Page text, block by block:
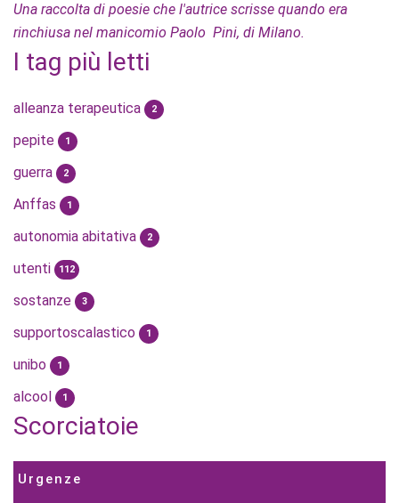
Una raccolta di poesie che l'autrice scrisse quando era
rinchiusa nel manicomio Paolo Pini, di Milano.
I tag più letti
alleanza terapeutica 2
pepite 1
guerra 2
Anffas 1
autonomia abitativa 2
utenti 112
sostanze 3
supportoscalastico 1
unibo 1
alcool 1
Scorciatoie
Urgenze